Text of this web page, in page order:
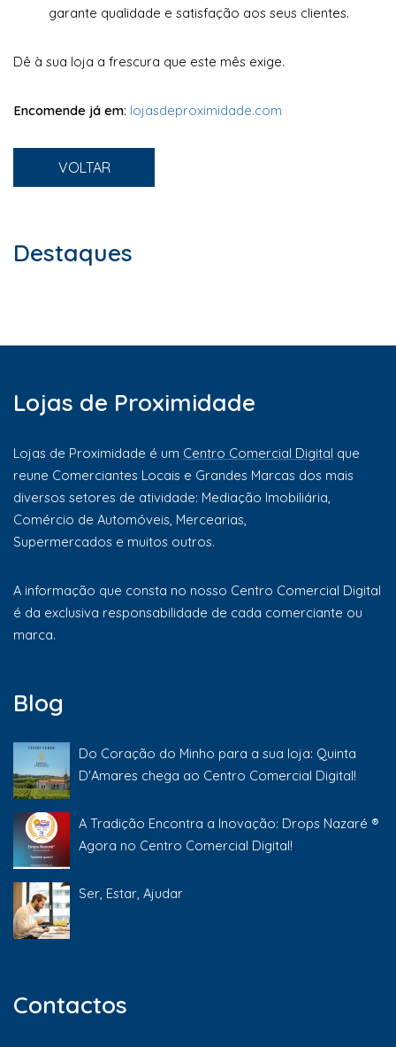
garante qualidade e satisfação aos seus clientes.
Dê à sua loja a frescura que este mês exige.
Encomende já em: lojasdeproximidade.com
VOLTAR
Destaques
Lojas de Proximidade
Lojas de Proximidade é um Centro Comercial Digital que
reune Comerciantes Locais e Grandes Marcas dos mais
diversos setores de atividade: Mediação Imobiliária,
Comércio de Automóveis, Mercearias,
Supermercados e muitos outros.
A informação que consta no nosso Centro Comercial Digital
é da exclusiva responsabilidade de cada comerciante ou
marca.
Blog
Do Coração do Minho para a sua loja: Quinta
D'Amares chega ao Centro Comercial Digital!
A Tradição Encontra a Inovação: Drops Nazaré ®
Agora no Centro Comercial Digital!
Ser, Estar, Ajudar
Contactos